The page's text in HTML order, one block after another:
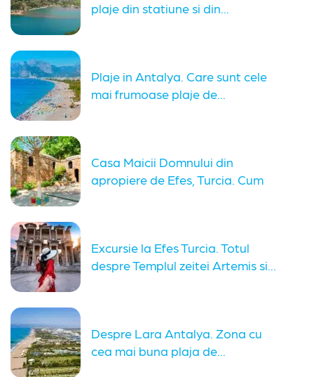
plaje din statiune si din...
Plaje in Antalya. Care sunt cele
mai frumoase plaje de...
Casa Maicii Domnului din
apropiere de Efes, Turcia. Cum
Excursie la Efes Turcia. Totul
despre Templul zeitei Artemis si...
Despre Lara Antalya. Zona cu
cea mai buna plaja de...